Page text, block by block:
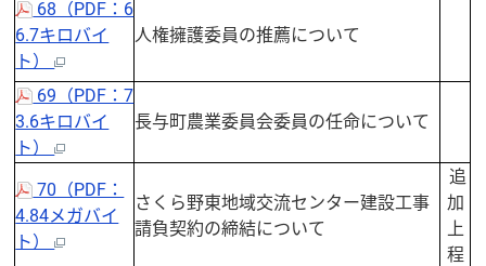
68（PDF：6
6.7キロバイ
ト）
人権擁護委員の推薦について
69（PDF：7
3.6キロバイ
ト）
長与町農業委員会委員の任命について
70（PDF：
4.84メガバイ
ト）
さくら野東地域交流センター建設工事
請負契約の締結について
追
加
上
程